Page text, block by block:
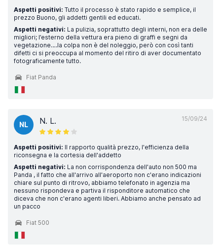
Aspetti positivi: Tutto il processo è stato rapido e semplice, il
prezzo Buono, gli addetti gentili ed educati.
Aspetti negativi: La pulizia, soprattutto degli interni, non era delle
migliori; l’esterno della vettura era pieno di graffi e segni da
vegetazione….la colpa non è del noleggio, però con così tanti
difetti ci si preoccupa al momento del ritiro di aver documentato
fotograficamente tutto.
Fiat Panda
15/09/24
NL N. L.
Aspetti positivi: Il rapporto qualità prezzo, l'efficienza della
riconsegna e la cortesia dell'addetto
Aspetti negativi: La non corrispondenza dell'auto non 500 ma
Panda , il fatto che all'arrivo all'aeroporto non c'erano indicazioni
chiare sul punto di ritrovo, abbiamo telefonato in agenzia ma
nessuno rispondeva e partiva il risponditore automatico che
diceva che non c'erano agenti liberi. Abbiamo anche pensato ad
un pacco
Fiat 500